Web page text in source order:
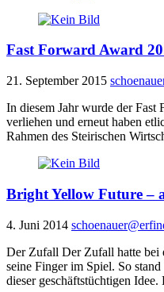
Fast Forward Award
21. September 2015
In diesem Jahr wurde der
verliehen und erneut haben
Rahmen des Steirischen
Bright Yellow Future –
4. Juni 2014
Der Zufall Der Zufall hatte bei
seine Finger im Spiel. So
dieser geschäftstüchtigen